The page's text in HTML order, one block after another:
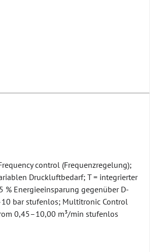
control (Frequenzregelung);
Druckluftbedarf; T = integrierter
% Energieeinsparung gegenüber D-
bar stufenlos; Multitronic Control
0,45–10,00 m³/min stufenlos